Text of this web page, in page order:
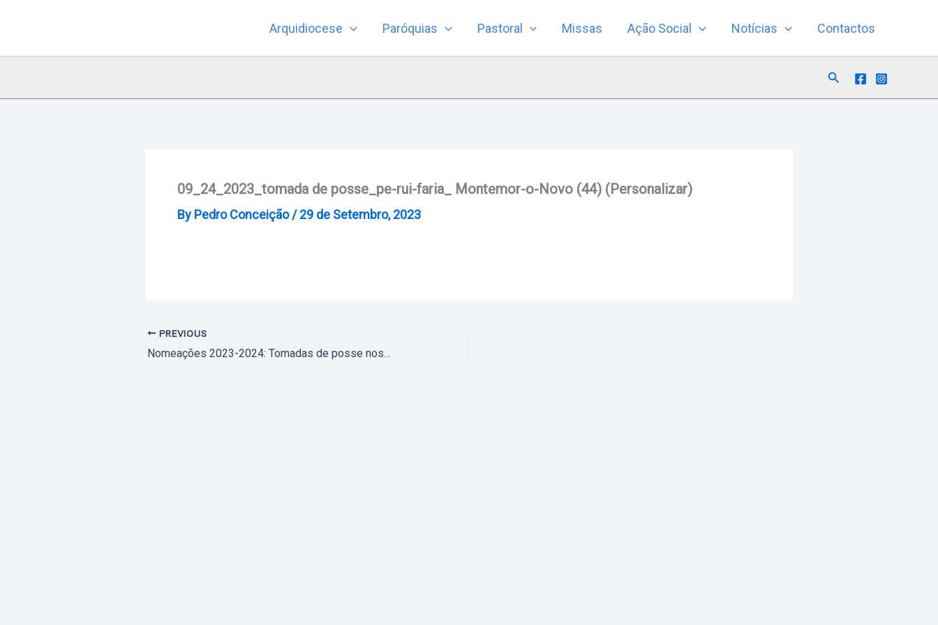
Arquidiocese Paróquias Pastoral Missas Ação Social Notícias Contactos
Search
09_24_2023_tomada de posse_pe-rui-faria_ Montemor-o-Novo (44) (Personalizar)
By Pedro Conceição/29 de Setembro, 2023
PREVIOUS
Nomeações 2023-2024: Tomadas de posse nos dias 23 e 24 de setembro (com fotos)